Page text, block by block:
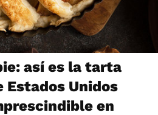
así es la tarta
Estados Unidos
en